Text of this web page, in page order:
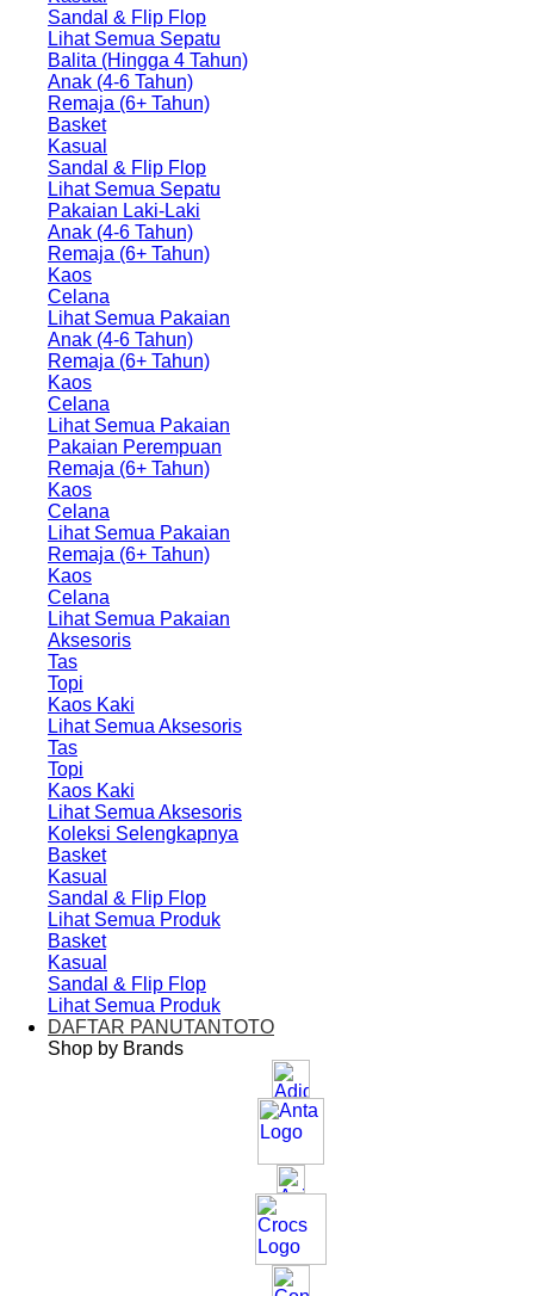
Sandal & Flip Flop
Lihat Semua Sepatu
Balita (Hingga 4 Tahun)
Anak (4-6 Tahun)
Remaja (6+ Tahun)
Basket
Kasual
Sandal & Flip Flop
Lihat Semua Sepatu
Pakaian Laki-Laki
Anak (4-6 Tahun)
Remaja (6+ Tahun)
Kaos
Celana
Lihat Semua Pakaian
Anak (4-6 Tahun)
Remaja (6+ Tahun)
Kaos
Celana
Lihat Semua Pakaian
Pakaian Perempuan
Remaja (6+ Tahun)
Kaos
Celana
Lihat Semua Pakaian
Remaja (6+ Tahun)
Kaos
Celana
Lihat Semua Pakaian
Aksesoris
Tas
Topi
Kaos Kaki
Lihat Semua Aksesoris
Tas
Topi
Kaos Kaki
Lihat Semua Aksesoris
Koleksi Selengkapnya
Basket
Kasual
Sandal & Flip Flop
Lihat Semua Produk
Basket
Kasual
Sandal & Flip Flop
Lihat Semua Produk
DAFTAR PANUTANTOTO
Shop by Brands